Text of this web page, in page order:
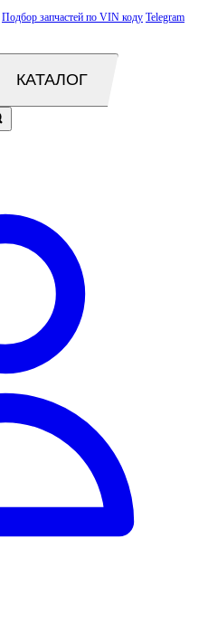
Подбор запчастей по VIN коду Telegram
КАТАЛОГ